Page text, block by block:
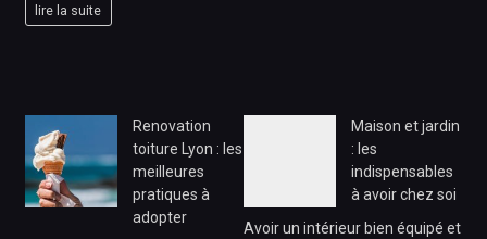
lire la suite
Renovation
toiture Lyon : les
meilleures
pratiques à
adopter
Maison et jardin
: les
indispensables
à avoir chez soi
Avoir un intérieur bien équipé et